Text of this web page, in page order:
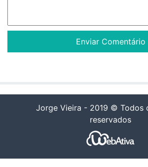
Jorge Vieira - 2019 © Todos
reservados